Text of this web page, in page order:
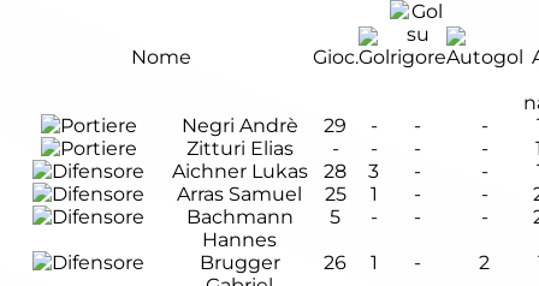
Nome Gioc.
Negri Andrè
29 - - -
Zitturi Elias
- - - -
Aichner Lukas
28 3 - -
Arras Samuel
25 1 - -
Bachmann
Hannes
5 - - -
Brugger
26 1 - 2